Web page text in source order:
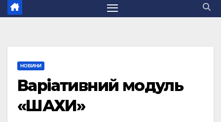
НОВИНИ
Варіативний модуль
«ШАХИ»